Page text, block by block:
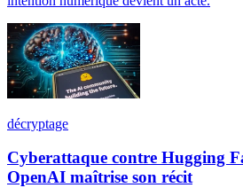
décryptage
Cyberattaque contre Hugging
OpenAI maîtrise son récit